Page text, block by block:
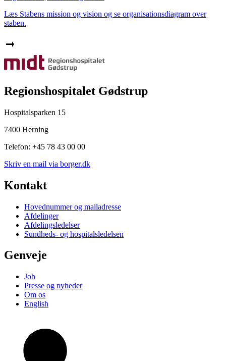
Læs Stabens mission og vision og se organisationsdiagram over
staben.
Regionshospitalet Gødstrup
Hospitalsparken 15
7400 Herning
Telefon: +45 78 43 00 00
Skriv en mail via borger.dk
Kontakt
Hovednummer og mailadresse
Afdelinger
Afdelingsledelser
Sundheds- og hospitalsledelsen
Genveje
Job
Presse og nyheder
Om os
English